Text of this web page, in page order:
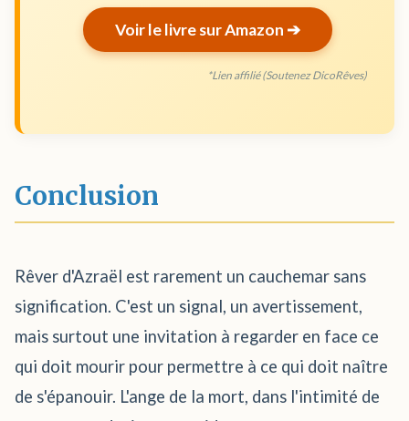
Voir le livre sur Amazon ➔
*Lien affilié (Soutenez DicoRêves)
Conclusion
Rêver d'Azraël est rarement un cauchemar sans
signification. C'est un signal, un avertissement,
mais surtout une invitation à regarder en face ce
qui doit mourir pour permettre à ce qui doit naître
de s'épanouir. L'ange de la mort, dans l'intimité de